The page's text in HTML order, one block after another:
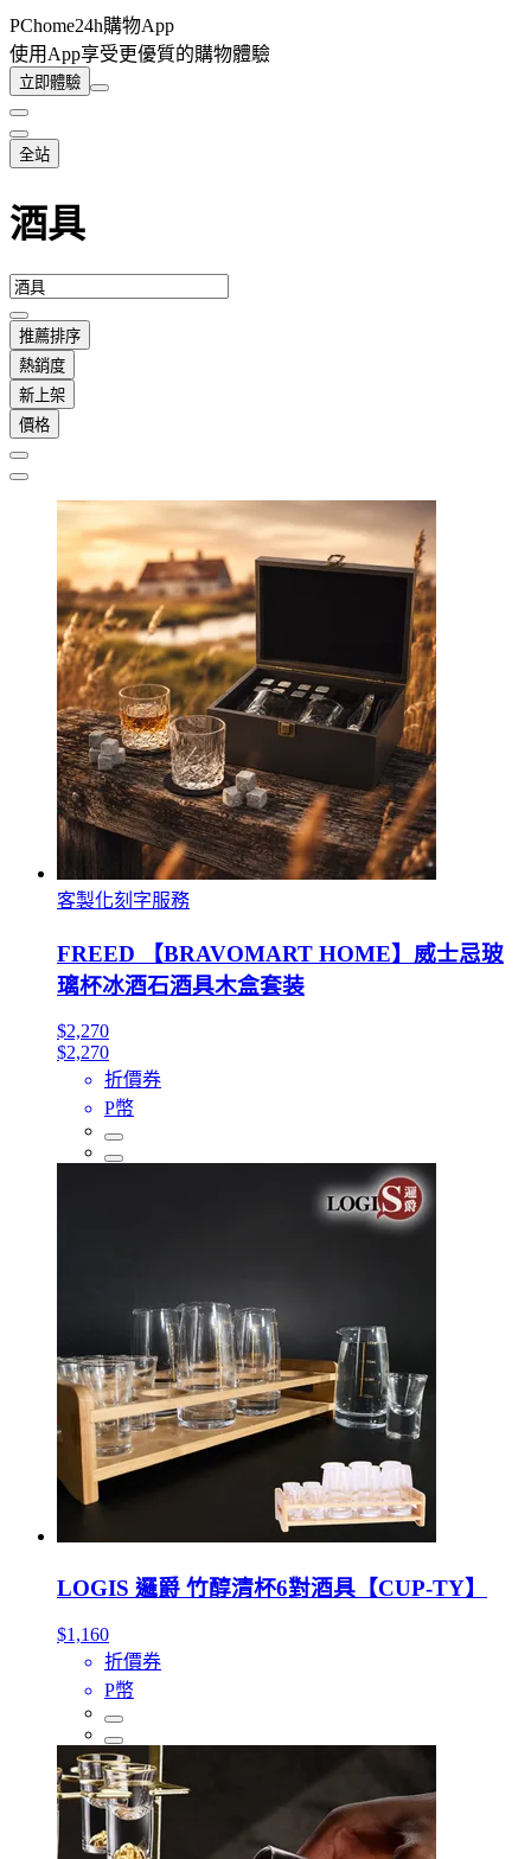
PChome24h購物App
使用App享受更優質的購物體驗
立即體驗
全站
酒具
推薦排序
熱銷度
新上架
價格
客製化刻字服務
FREED 【BRAVOMART HOME】威士忌玻
璃杯冰酒石酒具木盒套装
$2,270
$2,270
折價券
P幣
LOGIS 邏爵 竹醇清杯6對酒具【CUP-TY】
$1,160
折價券
P幣